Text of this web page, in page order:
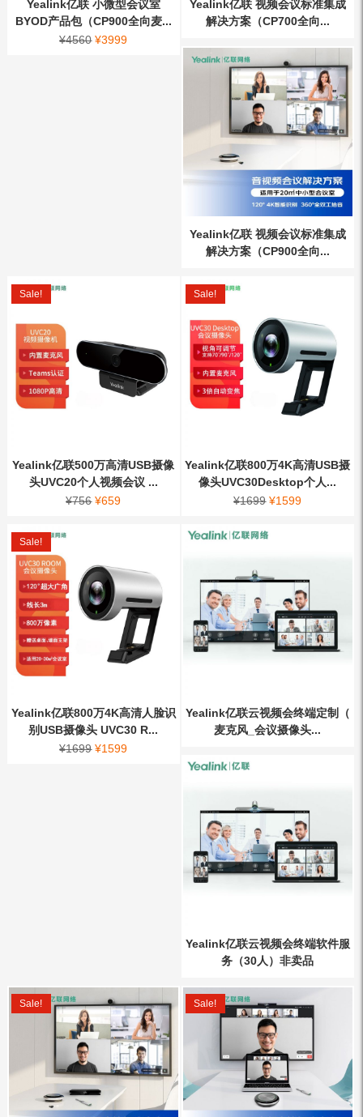
Yealink亿联 小微型会议室
BYOD产品包（CP900全向麦...
¥4560 ¥3999
Yealink亿联 视频会议标准集成
解决方案（CP700全向...
Yealink亿联 视频会议标准集成
解决方案（CP900全向...
Sale!
Yealink亿联500万高清USB摄像
头UVC20个人视频会议 ...
¥756 ¥659
Sale!
Yealink亿联800万4K高清USB摄
像头UVC30Desktop个人...
¥1699 ¥1599
Sale!
Yealink亿联800万4K高清人脸识
别USB摄像头 UVC30 R...
¥1699 ¥1599
Yealink亿联云视频会终端定制（
麦克风_会议摄像头...
Yealink亿联云视频会终端软件服
务（30人）非卖品
Sale! Sale!